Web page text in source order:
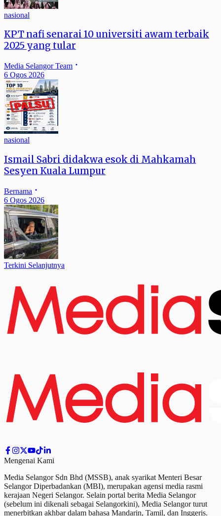
nasional
KPT nafi senarai 10 universiti awam terbaik
2025 yang tular
Media Selangor Team
6 Ogos 2026
nasional
Ismail Sabri didakwa esok di Mahkamah
Sesyen Kuala Lumpur
Bernama
6 Ogos 2026
Terkini Selanjutnya
Mengenai Kami
Media Selangor Sdn Bhd (MSSB), anak syarikat Menteri Besar
Selangor Diperbadankan (MBI), merupakan agensi media rasmi
kerajaan Negeri Selangor. Selain portal berita Media Selangor
(sebelum ini dikenali sebagai Selangorkini), Media Selangor turut
menerbitkan akhbar dalam bahasa Mandarin, Tamil, dan Inggeris.